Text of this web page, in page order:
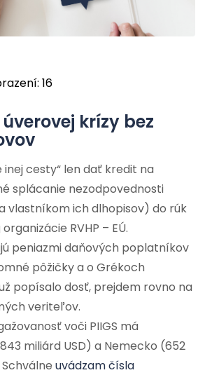
16
úverovej krízy bez
inej cesty“ len dať kredit na
splácanie nezodpovednosti
vlastníkom ich dlhopisov) do rúk
RVHP – EÚ.
peniazmi daňových poplatníkov
pôžičky a o Grékoch
popísalo dosť, prejdem rovno na
veriteľov.
voči PIIGS má
miliárd USD) a Nemecko (652
uvádzam čísla